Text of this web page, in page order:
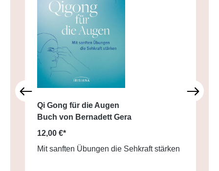
Qi Gong für die Augen
Buch von Bernadett Gera
12,00 €*
Mit sanften Übungen die Sehkraft stärken